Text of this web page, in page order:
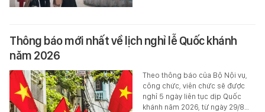
Thông báo mới nhất về lịch nghỉ lễ Quốc khánh
năm 2026
Theo thông báo của Bộ Nội vụ,
công chức, viên chức sẽ được
nghỉ 5 ngày liên tục dịp Quốc
khánh năm 2026, từ ngày 29/8…